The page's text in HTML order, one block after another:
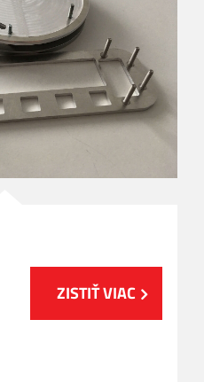
ZISTIŤ VIAC